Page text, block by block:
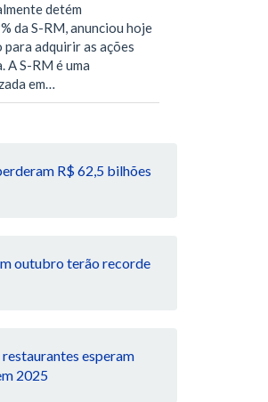
detém
da S-RM, anunciou hoje
para adquirir as ações
A S-RM é uma
em…
R$ 62,5 bilhões
outubro terão recorde
esperam
2025